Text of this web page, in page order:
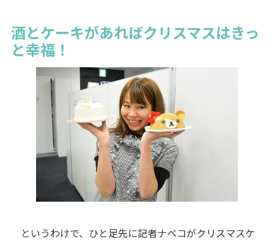
酒とケーキがあればクリスマスはきっ
と幸福！
というわけで、ひと足先に記者ナベコがクリスマスケ